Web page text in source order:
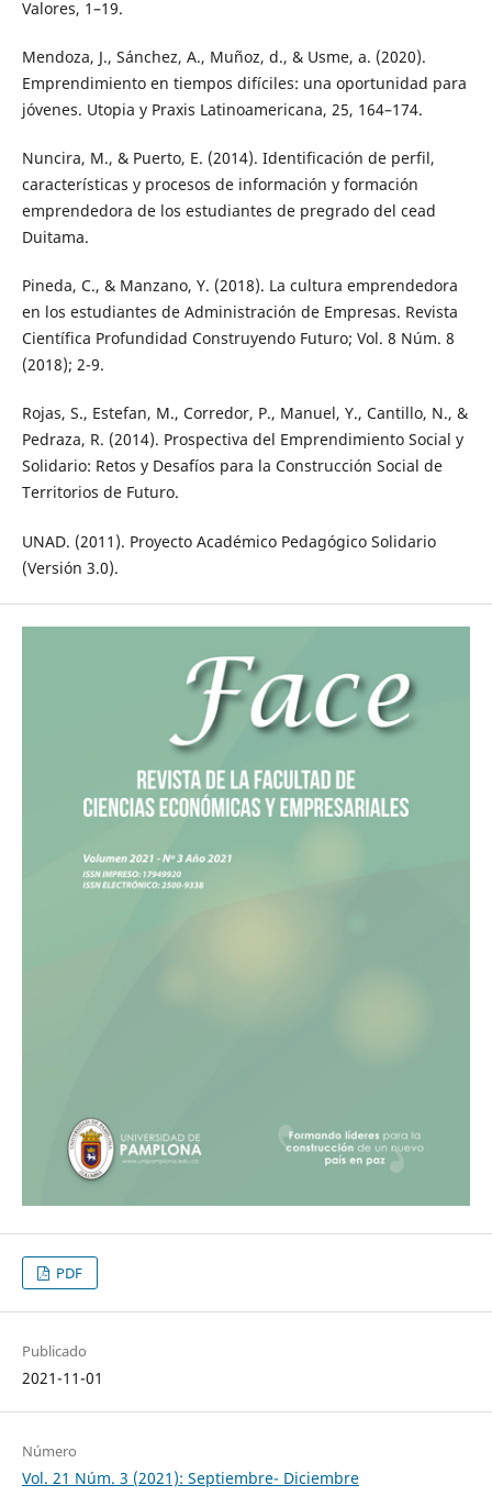
Valores, 1–19.
Mendoza, J., Sánchez, A., Muñoz, d., & Usme, a. (2020).
Emprendimiento en tiempos difíciles: una oportunidad para
jóvenes. Utopia y Praxis Latinoamericana, 25, 164–174.
Nuncira, M., & Puerto, E. (2014). Identificación de perfil,
características y procesos de información y formación
emprendedora de los estudiantes de pregrado del cead
Duitama.
Pineda, C., & Manzano, Y. (2018). La cultura emprendedora
en los estudiantes de Administración de Empresas. Revista
Científica Profundidad Construyendo Futuro; Vol. 8 Núm. 8
(2018); 2-9.
Rojas, S., Estefan, M., Corredor, P., Manuel, Y., Cantillo, N., &
Pedraza, R. (2014). Prospectiva del Emprendimiento Social y
Solidario: Retos y Desafíos para la Construcción Social de
Territorios de Futuro.
UNAD. (2011). Proyecto Académico Pedagógico Solidario
(Versión 3.0).
PDF
Publicado
2021-11-01
Número
Vol. 21 Núm. 3 (2021): Septiembre- Diciembre